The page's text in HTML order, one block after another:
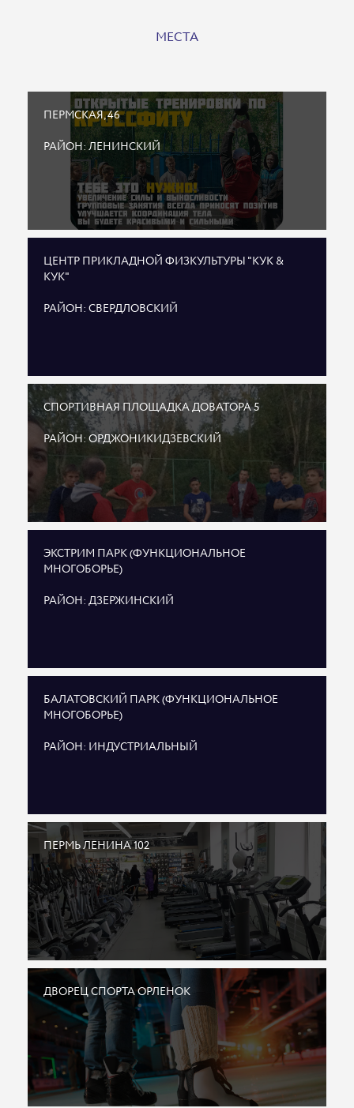
МЕСТА
ПЕРМСКАЯ, 46
РАЙОН: ЛЕНИНСКИЙ
ЦЕНТР ПРИКЛАДНОЙ ФИЗКУЛЬТУРЫ "КУК &
КУК"
РАЙОН: СВЕРДЛОВСКИЙ
СПОРТИВНАЯ ПЛОЩАДКА ДОВАТОРА 5
РАЙОН: ОРДЖОНИКИДЗЕВСКИЙ
ЭКСТРИМ ПАРК (ФУНКЦИОНАЛЬНОЕ
МНОГОБОРЬЕ)
РАЙОН: ДЗЕРЖИНСКИЙ
БАЛАТОВСКИЙ ПАРК (ФУНКЦИОНАЛЬНОЕ
МНОГОБОРЬЕ)
РАЙОН: ИНДУСТРИАЛЬНЫЙ
ПЕРМЬ ЛЕНИНА 102
ДВОРЕЦ СПОРТА ОРЛЕНОК